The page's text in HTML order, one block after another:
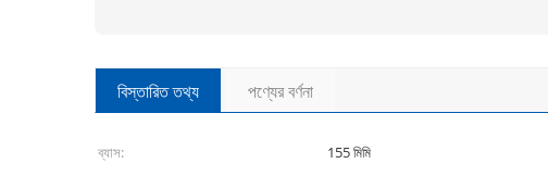
বিস্তারিত তথ্য পণ্যের বর্ণনা
ব্যাস: 155 মিমি